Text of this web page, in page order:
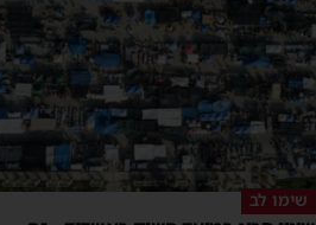
שימו לב